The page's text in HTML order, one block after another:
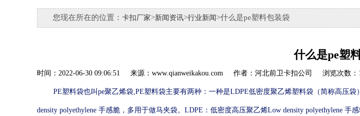
您现在所在的位置： 卡扣厂家>新闻资讯>行业新闻>什么是pe塑料包装袋
什么是pe塑
时间：2022-06-30 09:06:51 来源：www.qianweikakou.com 作者：河北前卫卡扣公司 浏览次数：
PE塑料袋也叫pe聚乙烯袋,PE塑料袋主要有两种：一种是LDPE低密度聚乙烯塑料袋（简称高压袋
density polyethylene 手感脆，多用于做马夹袋。LDPE：低密度高压聚乙烯Low density polyethylene 手感